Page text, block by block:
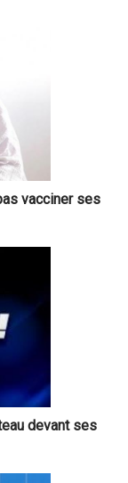
vacciner ses
devant ses